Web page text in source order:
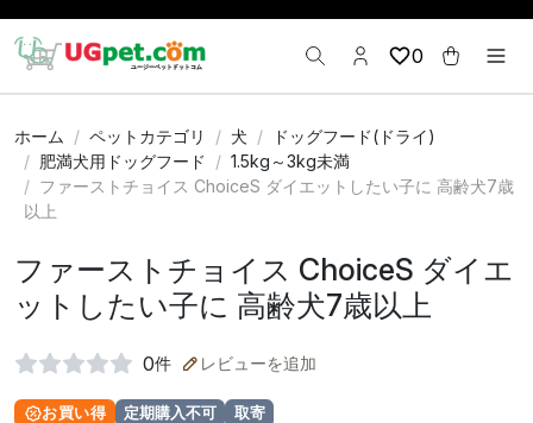
0
ホーム ペットカテゴリ 犬
ドッグフード(ドライ)
肥満犬用ドッグフード
1.5kg～3kg未満
ファーストチョイス ChoiceS ダイエットしたい子に 高齢犬7歳
以上
ファーストチョイス ChoiceS ダイエ
ットしたい子に 高齢犬7歳以上
0件 レビューを追加
お買い得 定期購入不可 取寄